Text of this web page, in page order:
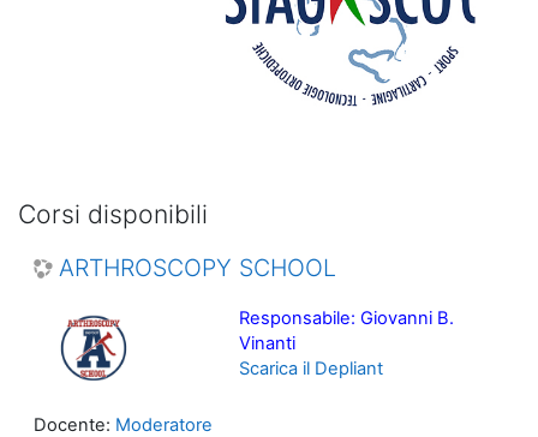
Corsi disponibili
ARTHROSCOPY SCHOOL
Responsabile: Giovanni B.
Vinanti
Scarica il Depliant
Docente: Moderatore